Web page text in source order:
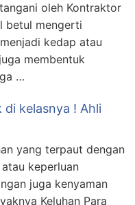
oleh Kontraktor
betul mengerti
kedap atau
membentuk
…
kelasnya ! Ahli
yang terpaut dengan
keperluan
juga kenyaman
Keluhan Para